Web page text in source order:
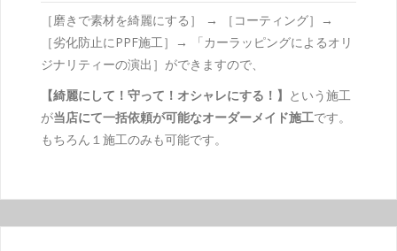
［磨きで素材を綺麗にする］ → ［コーティング］→
［劣化防止にPPF施工］→ 「カーラッピングによるオリ
ジナリティーの演出］ができますので、
【綺麗にして！守って！オシャレにする！】 という施工
が当店にて一括依頼が可能なオーダーメイド施工です。
もちろん１施工のみも可能です。